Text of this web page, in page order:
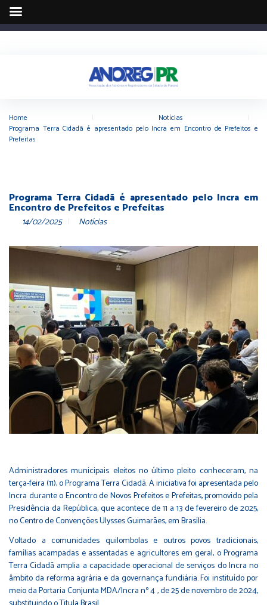
Home Notícias
Programa Terra Cidadã é apresentado pelo Incra em Encontro de Prefeitos e
Prefeitas
Programa Terra Cidadã é apresentado pelo Incra em
Encontro de Prefeitos e Prefeitas
14/02/2025 Notícias
Administradores municipais eleitos no último pleito conheceram, na
terça-feira (11), o Programa Terra Cidadã. A iniciativa foi apresentada pelo
Incra durante o Encontro de Novos Prefeitos e Prefeitas, promovido pela
Presidência da República, que acontece de 11 a 13 de fevereiro de 2025,
no Centro de Convenções Ulysses Guimarães, em Brasília.
Voltado a comunidades quilombolas e outros povos tradicionais,
famílias acampadas e assentadas e agricultores em geral, o Programa
Terra Cidadã amplia a capacidade operacional de serviços do Incra no
âmbito da reforma agrária e da governança fundiária. Foi instituído por
meio daPortaria Conjunta MDA/Incra nº 4, de 25 de novembro de 2024,